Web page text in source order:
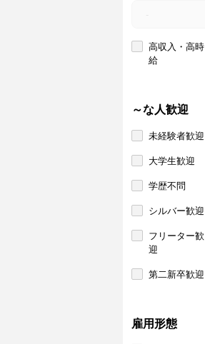
高収入・高時
給
～な人歓迎
未経験者歓迎
大学生歓迎
学歴不問
シルバー歓迎
フリーター歓
迎
第二新卒歓迎
雇用形態